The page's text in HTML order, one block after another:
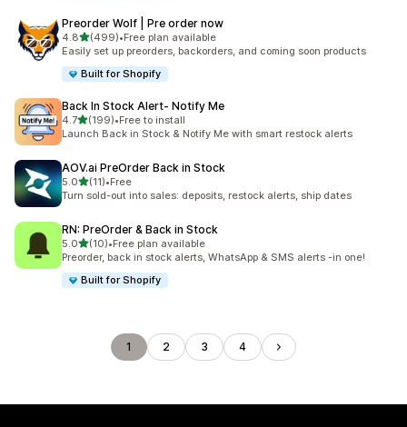
Preorder Wolf | Pre order now
4.8별 5개 중
(499)
총 리뷰 499개
•Free plan available
Easily set up preorders, backorders, and coming soon products
Built for Shopify
Back In Stock Alert‑ Notify Me
4.7별 5개 중
(199)
총 리뷰 199개
•Free to install
Launch Back in Stock & Notify Me with smart restock alerts
AOV.ai PreOrder Back in Stock
5.0별 5개 중
(11)
총 리뷰 11개
•Free
Turn sold-out into sales: deposits, restock alerts, ship dates
RN: PreOrder & Back in Stock
5.0별 5개 중
(10)
총 리뷰 10개
•Free plan available
Preorder, back in stock alerts, WhatsApp & SMS alerts -in one!
Built for Shopify
1 2 3 4